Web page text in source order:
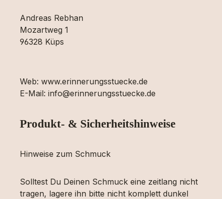
Andreas Rebhan
Mozartweg 1
96328 Küps
Web: www.erinnerungsstuecke.de
E-Mail: info@erinnerungsstuecke.de
Produkt- & Sicherheitshinweise
Hinweise zum Schmuck
Solltest Du Deinen Schmuck eine zeitlang nicht
tragen, lagere ihn bitte nicht komplett dunkel